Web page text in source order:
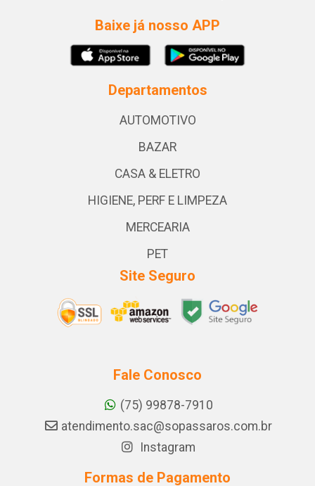
Baixe já nosso APP
Departamentos
AUTOMOTIVO
BAZAR
CASA & ELETRO
HIGIENE, PERF E LIMPEZA
MERCEARIA
PET
Site Seguro
Fale Conosco
(75) 99878-7910
atendimento.sac@sopassaros.com.br
Instagram
Formas de Pagamento